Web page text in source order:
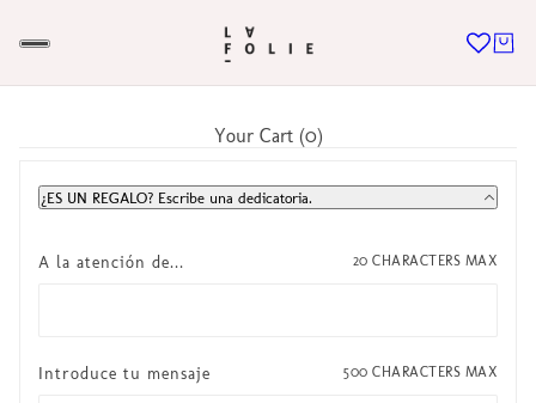
Your Cart (0)
¿ES UN REGALO? Escribe una dedicatoria.
A la atención de... 20 CHARACTERS MAX
Introduce tu mensaje 500 CHARACTERS MAX